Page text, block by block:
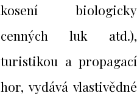
kosení biologicky
cenných luk atd.),
turistikou a propagací
hor, vydává vlastivědné